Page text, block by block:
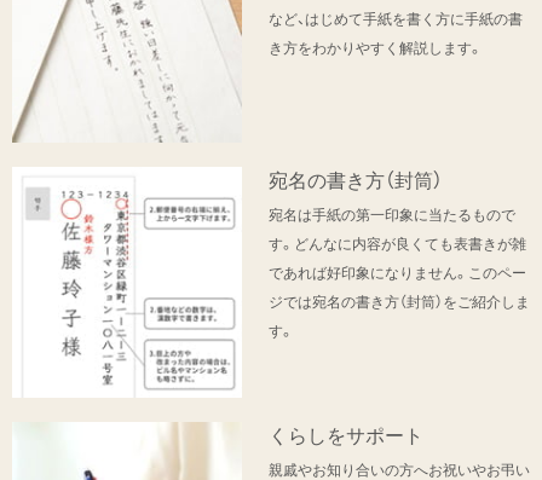
など、はじめて手紙を書く方に手紙の書
き方をわかりやすく解説します。
宛名の書き方（封筒）
宛名は手紙の第一印象に当たるもので
す。どんなに内容が良くても表書きが雑
であれば好印象になりません。このペー
ジでは宛名の書き方（封筒）をご紹介しま
す。
くらしをサポート
親戚やお知り合いの方へお祝いやお弔い